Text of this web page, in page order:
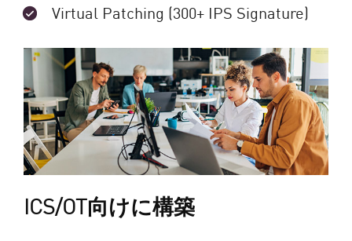
Virtual Patching (300+ IPS Signature)
ICS/OT向けに構築